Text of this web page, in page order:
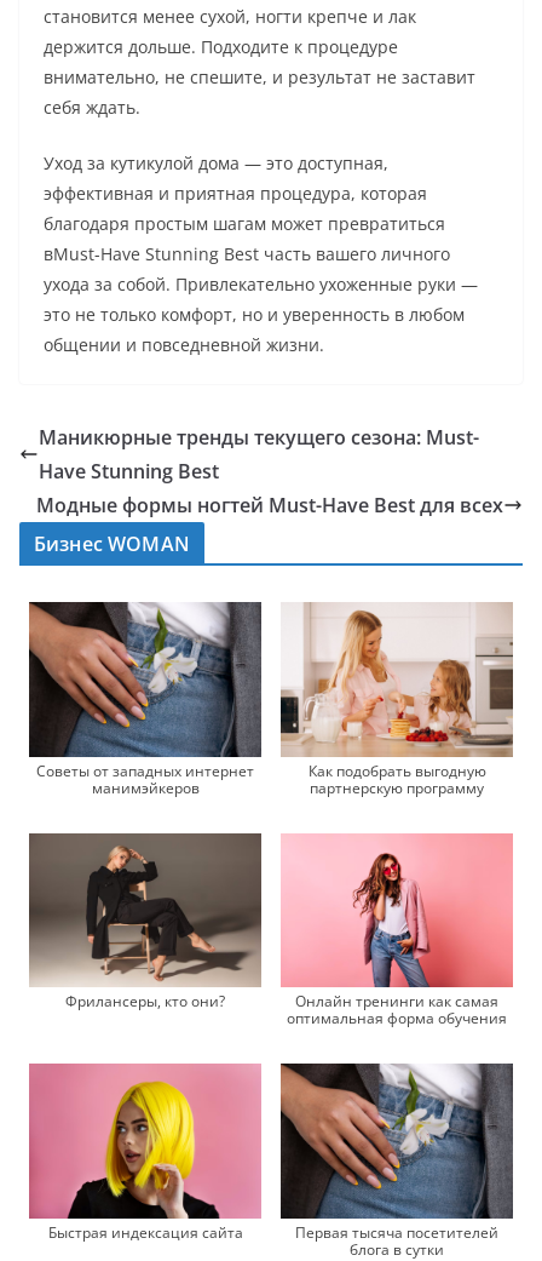
становится менее сухой, ногти крепче и лак
держится дольше. Подходите к процедуре
внимательно, не спешите, и результат не заставит
себя ждать.
Уход за кутикулой дома — это доступная,
эффективная и приятная процедура, которая
благодаря простым шагам может превратиться
вMust-Have Stunning Best часть вашего личного
ухода за собой. Привлекательно ухоженные руки —
это не только комфорт, но и уверенность в любом
общении и повседневной жизни.
Маникюрные тренды текущего сезона: Must-
Have Stunning Best
Модные формы ногтей Must-Have Best для всех
Бизнес WOMAN
Советы от западных интернет
манимэйкеров
Как подобрать выгодную
партнерскую программу
Фрилансеры, кто они?
Онлайн тренинги как самая
оптимальная форма обучения
Быстрая индексация сайта
Первая тысяча посетителей
блога в сутки